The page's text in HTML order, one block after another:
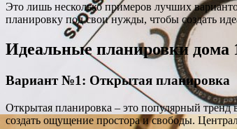
Это лишь несколько примеров лучших
планировку под свои нужды, чтобы создать
Идеальные планировки дома
Вариант №1: Открытая планировка
Открытая планировка – это популярный тренд
создать ощущение простора и свободы.